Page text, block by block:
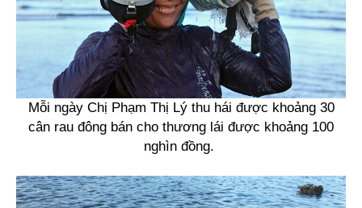
Mỗi ngày Chị Phạm Thị Lý thu hái được khoảng 30
cân rau đông bán cho thương lái được khoảng 100
nghìn đồng.